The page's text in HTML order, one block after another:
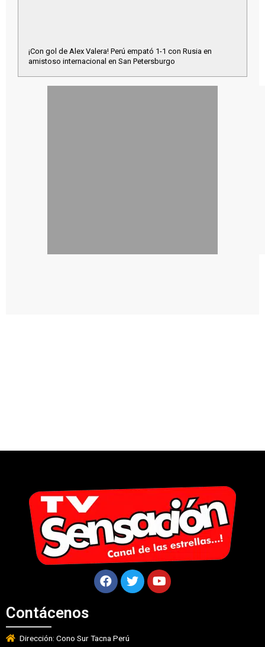
¡Con gol de Alex Valera! Perú empató 1-1 con Rusia en
amistoso internacional en San Petersburgo
Contácenos
Dirección: Cono Sur Tacna Perú